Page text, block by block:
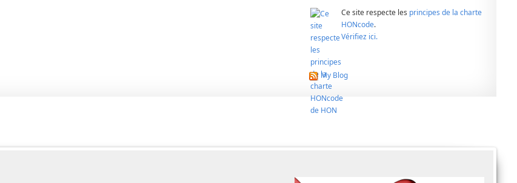
Ce site respecte les principes de la charte
HONcode.
Vérifiez ici.
My Blog